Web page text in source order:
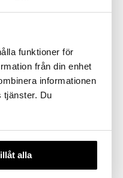
funktioner för
från din enhet
informationen
tjänster. Du
alla
frakr 45